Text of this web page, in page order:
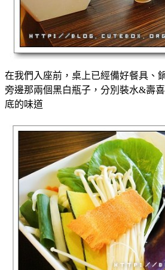
在我們入座前，桌上已經備好餐具、
旁邊那兩個黑白瓶子，分別裝水&壽
底的味道